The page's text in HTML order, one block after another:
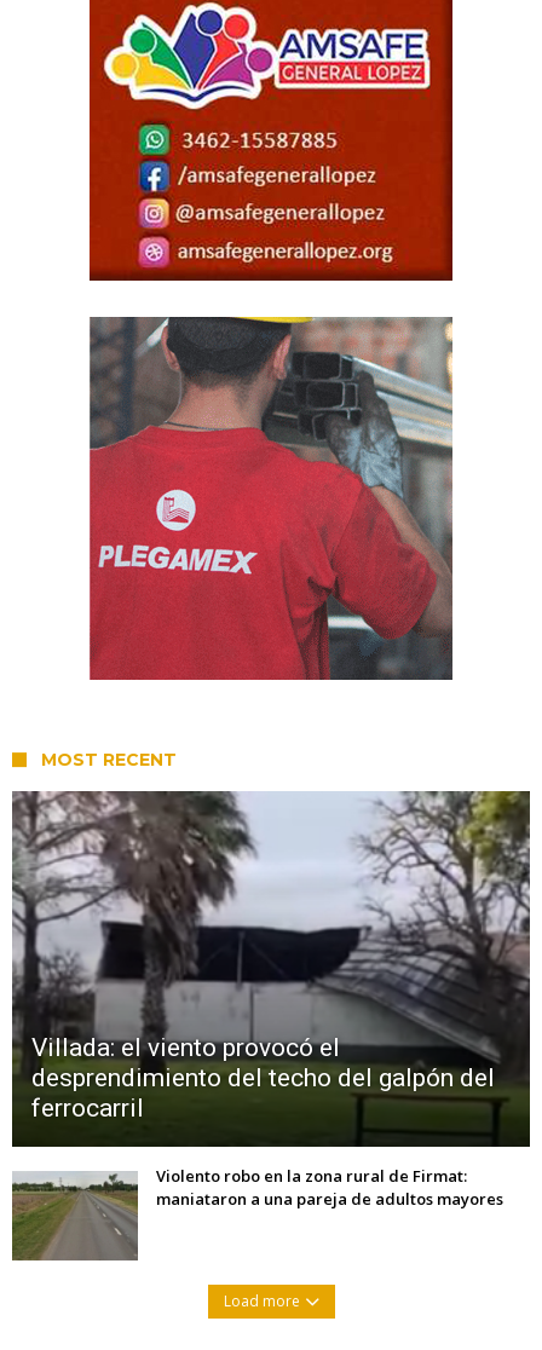
MOST RECENT
Villada: el viento provocó el
desprendimiento del techo del galpón del
ferrocarril
Violento robo en la zona rural de Firmat:
maniataron a una pareja de adultos mayores
Load more